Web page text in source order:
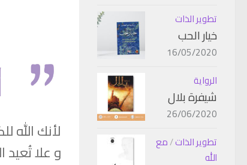
لأنك الله
و علا
تطوير الذات
خيار الحب
16/05/2020
الرواية
شيفرة بلال
26/06/2020
تطوير الذات/مع
الله